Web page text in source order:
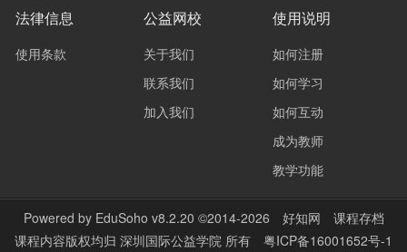
法律信息
使用条款
公益网校
关于我们
联系我们
加入我们
使用说明
如何注册
如何学习
如何互动
成为教师
教学功能
Powered by EduSoho v8.2.20 ©2014-2026 好知网
课程存档
课程内容版权均归 深圳国际公益学院 所有 粤ICP备16001652号-1